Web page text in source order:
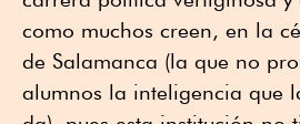
como muchos creen, en la
de Salamanca (la que no
alumnos la inteligencia que